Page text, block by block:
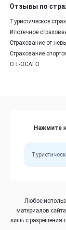
Отзывы по
Туристическое
Ипотечное
Страхование от
Страхование
О Е-ОСАГО
Нажмите
Любое
материалов
лишь с разрешения